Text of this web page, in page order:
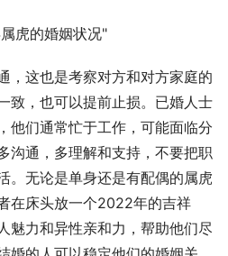
，这也是考察对方和对方家庭的
致，也可以提前止损。已婚人士
他们通常忙于工作，可能面临分
沟通，多理解和支持，不要把职
。无论是单身还是有配偶的属虎
在床头放一个2022年的吉祥
魅力和异性亲和力，帮助他们尽